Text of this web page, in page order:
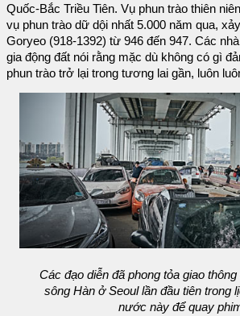
Quốc-Bắc Triều Tiên. Vụ phun trào thiên
vụ phun trào dữ dội nhất 5.000 năm qua,
Goryeo (918-1392) từ 946 đến 947. Các
gia động đất nói rằng mặc dù không có gì
phun trào trở lại trong tương lai gần, luôn
Các đạo diễn đã phong tỏa giao
sông Hàn ở Seoul lần đầu tiên trong
nước này để quay